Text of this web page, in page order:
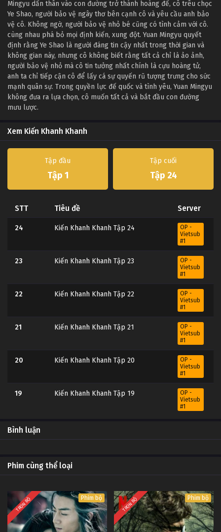
Mingyu dấn thân vào con đường trở thành hoàng đế, cô trêu chọc
Ye Shao, người bảo vệ ngây thơ bên cạnh cô và yêu cầu anh bảo
vệ cô. Không ngờ, người bảo vệ nhỏ bé cũng có tình cảm với cô.
cùng nhau phá bỏ mọi định kiến, xung đột. Yuan Mingyu quyết
định rằng Ye Shao là người đáng tin cậy nhất trong thời gian và
không gian này, nhưng cô không biết rằng tất cả chỉ là ảo ảnh,
người bảo vệ nhỏ mà cô tin tưởng nhất chính là cựu hoàng tử,
anh ta chỉ tiếp cận cô để lấy cá sự quyến rũ tượng trưng cho sức
mạnh quân sự. Trong quyền lực đế quốc và tình yêu, Yuan Mingyu
không đưa ra lựa chọn, cô muốn tất cả và bắt đầu con đường
mưu lược.
Xem Kiến Khanh Khanh
Tập đầu
Tập 1
Tập cuối
Tập 24
STT Tiêu đề Server
24 Kiến Khanh Khanh Tập 24
OP -
Vietsub
#1
23 Kiến Khanh Khanh Tập 23
OP -
Vietsub
#1
22 Kiến Khanh Khanh Tập 22
OP -
Vietsub
#1
21 Kiến Khanh Khanh Tập 21
OP -
Vietsub
#1
20 Kiến Khanh Khanh Tập 20
OP -
Vietsub
#1
19 Kiến Khanh Khanh Tập 19
OP -
Vietsub
#1
18
#1
Kiến Khanh Khanh Tập 17
16 Kiến Khanh Khanh Tập 16
OP -
Vietsub
#1
15 Kiến Khanh Khanh Tập 15
OP -
Bình luận
Phim cùng thể loại
TRỌN BỘ Phim bộ TRỌN BỘ Phim bộ